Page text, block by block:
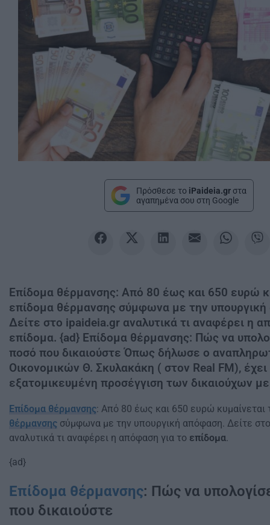
Πρόσθεσε το iPaideia.gr στα
αγαπημένα σου στη Google
Επίδομα θέρμανσης: Από 80 έως και 650 ευρώ
επίδομα θέρμανσης σύμφωνα με την
Δείτε στο ipaideia.gr αναλυτικά τι αναφέρει η
επίδομα. {ad} Επίδομα θέρμανσης: Πώς να
ποσό που δικαιούστε Όπως δήλωσε ο
Οικονομικών Θ. Σκυλακάκη ( στον Real FM), έχει
εξατομικευμένη προσέγγιση των δικαιούχων
Επίδομα θέρμανσης: Από 80 έως και 650 ευρώ κυμαίνεται
θέρμανσης σύμφωνα με την υπουργική απόφαση. Δείτε
αναλυτικά τι αναφέρει η απόφαση για το επίδομα.
{ad}
Επίδομα θέρμανσης: Πώς να
που δικαιούστε